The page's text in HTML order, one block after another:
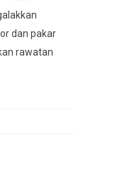
dan pakar
rawatan